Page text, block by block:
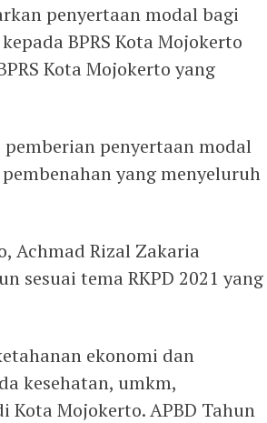
penyertaan modal bagi
BPRS Kota Mojokerto
Kota Mojokerto yang
pemberian penyertaan modal
yang menyeluruh
Achmad Rizal Zakaria
sesuai tema RKPD 2021 yang
ekonomi dan
kesehatan, umkm,
Mojokerto. APBD Tahun